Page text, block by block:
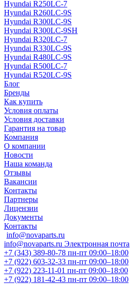
Hyundai R250LC-7
Hyundai R260LC-9S
Hyundai R300LC-9S
Hyundai R300LC-9SH
Hyundai R320LC-7
Hyundai R330LC-9S
Hyundai R480LC-9S
Hyundai R500LC-7
Hyundai R520LC-9S
Блог
Бренды
Как купить
Условия оплаты
Условия доставки
Гарантия на товар
Компания
О компании
Новости
Наша команда
Отзывы
Вакансии
Контакты
Партнеры
Лицензии
Документы
Контакты
info@novaparts.ru
info@novaparts.ru Электронная почта
+7 (343) 389-80-78 пн-пт 09:00–18:00
+7 (922) 603-32-33 пн-пт 09:00–18:00
+7 (922) 223-11-01 пн-пт 09:00–18:00
+7 (922) 181-42-43 пн-пт 09:00–18:00